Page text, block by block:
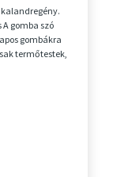
gomba szó
gombákra
termőtestek,